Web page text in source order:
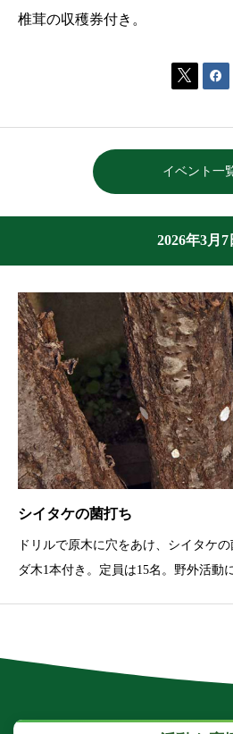
椎茸の収穫券付き。
 
イベント一
2026年3月7
シイタケの菌打ち
ドリルで原木に穴をあけ、シイタケ
ダ木1本付き。定員は15名。野外活動